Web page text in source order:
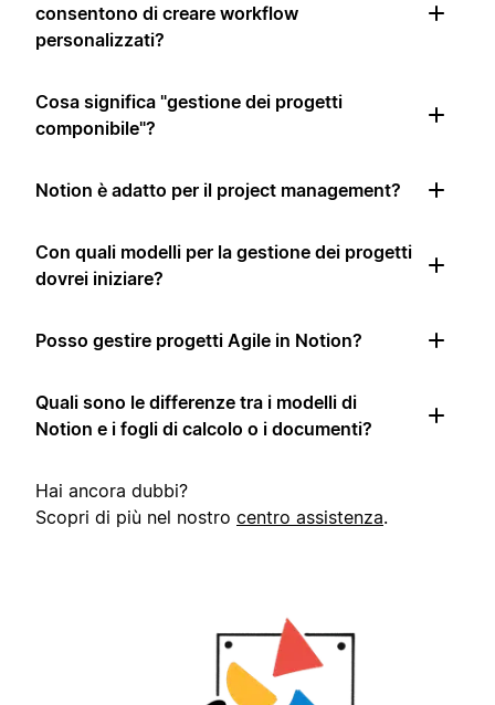
consentono di creare workflow
personalizzati?
Cosa significa "gestione dei progetti
componibile"?
Notion è adatto per il project management?
Con quali modelli per la gestione dei progetti
dovrei iniziare?
Posso gestire progetti Agile in Notion?
Quali sono le differenze tra i modelli di
Notion e i fogli di calcolo o i documenti?
Hai ancora dubbi?
Scopri di più nel nostro centro assistenza.